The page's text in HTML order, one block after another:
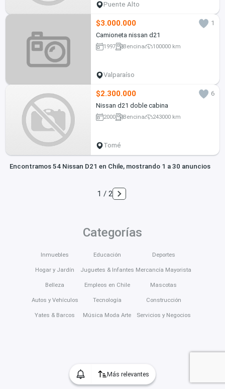
Más relevantes
Puente Alto
$3.000.000
1
Camioneta nissan d21
1997 Bencina 100000 km
Valparaíso
$2.300.000
6
Nissan d21 doble cabina
2000 Bencina 243000 km
Tomé
Encontramos 54 Nissan D21 en Chile, mostrando 1 a 30 anuncios
1 / 2
Categorías
Inmuebles
Hogar y Jardín
Belleza
Autos y Vehículos
Yates & Barcos
Educación
Juguetes & Infantes
Empleos en Chile
Tecnología
Música Moda Arte
Deportes
Mercancía Mayorista
Mascotas
Construcción
Servicios y Negocios